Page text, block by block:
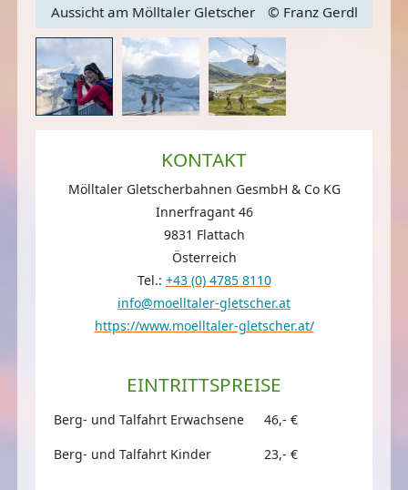
Aussicht am Mölltaler Gletscher © Franz Gerdl
KONTAKT
Mölltaler Gletscherbahnen GesmbH & Co KG
Innerfragant 46
9831 Flattach
Österreich
Tel.: +43 (0) 4785 8110
info@moelltaler-gletscher.at
https://www.moelltaler-gletscher.at/
EINTRITTSPREISE
Berg- und Talfahrt Erwachsene
46,- €
Berg- und Talfahrt Kinder
23,- €